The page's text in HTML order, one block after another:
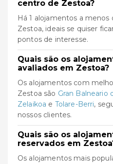
centro de Zestoa?
Há 1 alojamentos a
Zestoa, ideais se quiser
pontos de interesse.
Quais são os
avaliados em Zestoa?
Os alojamentos com
Zestoa são Gran Balneario
Zelaikoa e Tolare-Berri,
nossos clientes.
Quais são os
reservados em
Os alojamentos mais